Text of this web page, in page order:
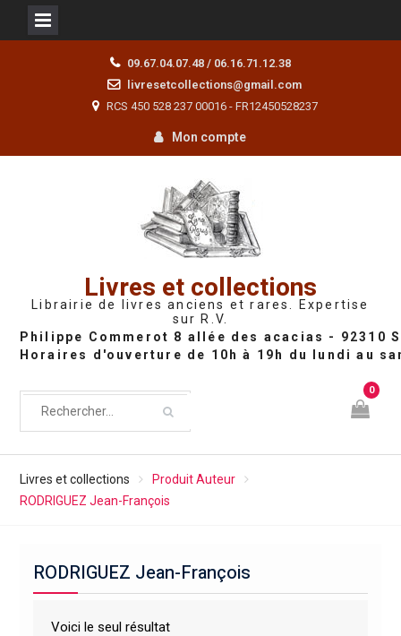
09.67.04.07.48 / 06.16.71.12.38
livresetcollections@gmail.com
RCS 450 528 237 00016 - FR12450528237
Mon compte
Livres et collections
Librairie de livres anciens et rares. Expertise
sur R.V.
0
Livres et collections
Produit Auteur
RODRIGUEZ Jean-François
RODRIGUEZ Jean-François
Voici le seul résultat